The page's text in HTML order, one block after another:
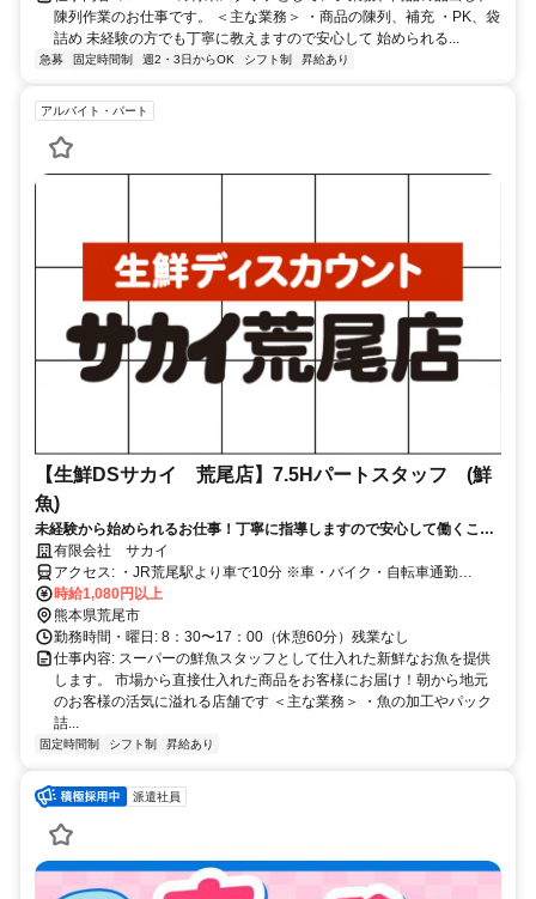
陳列作業のお仕事です。 ＜主な業務＞ ・商品の陳列、補充 ・PK、袋
詰め 未経験の方でも丁寧に教えますので安心して 始められる...
急募 固定時間制 週2・3日からOK シフト制 昇給あり
アルバイト・パート
【生鮮DSサカイ 荒尾店】7.5Hパートスタッフ (鮮
魚)
未経験から始められるお仕事！丁寧に指導しますので安心して働くこと
が可能です！
有限会社 サカイ
アクセス: ・JR荒尾駅より車で10分 ※車・バイク・自転車通勤
OK（無料駐車場あり）
時給1,080円以上
熊本県荒尾市
勤務時間・曜日: 8：30〜17：00（休憩60分）残業なし
仕事内容: スーパーの鮮魚スタッフとして仕入れた新鮮なお魚を提供
します。 市場から直接仕入れた商品をお客様にお届け！朝から地元
のお客様の活気に溢れる店舗です ＜主な業務＞ ・魚の加工やパック
詰...
固定時間制 シフト制 昇給あり
派遣社員